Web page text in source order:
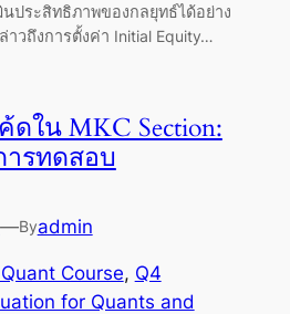
นประสิทธิภาพของกลยุทธ์ได้อย่าง
วถึงการตั้งค่า Initial Equity…
ดใน MKC Section:
ารทดสอบ
—Byadmin
Course, Q4
for Quants and